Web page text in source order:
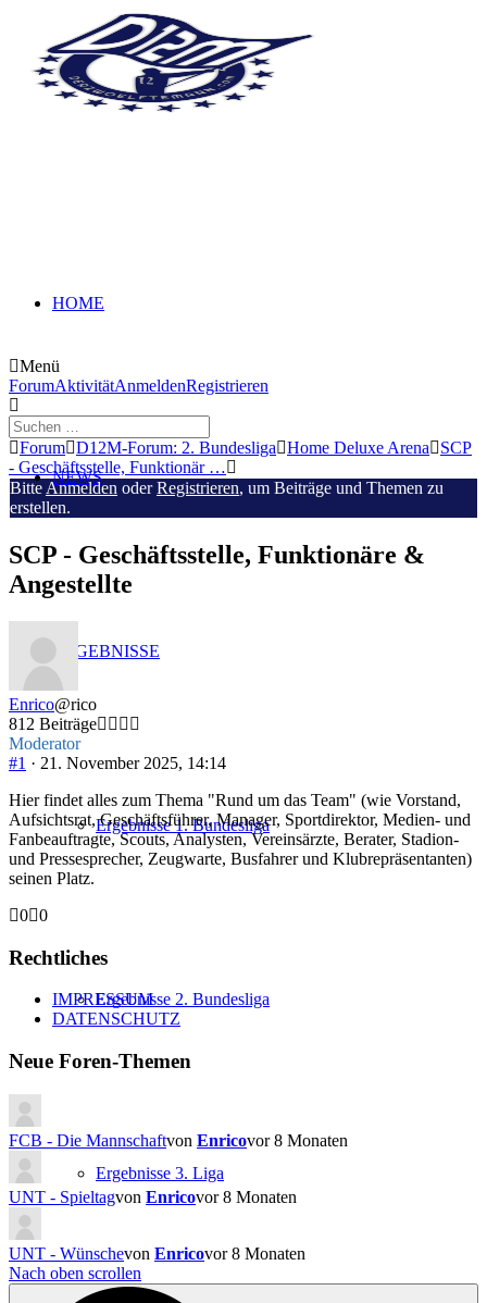
HOME
NEWS
ERGEBNISSE
Ergebnisse 1. Bundesliga
Ergebnisse 2. Bundesliga
Ergebnisse 3. Liga
Menü
Forum-
Navigation
ForumAktivitätAnmeldenRegistrieren
Forum-
Breadcrumbs
-
Du
hier:
Forum D12M-Forum: 2. Bundesliga Home Deluxe Arena
SCP
- Geschäftsstelle, Funktionär …
Bitte Anmelden oderRegistrieren, um Beiträge und Themen zu
erstellen.
SCP - Geschäftsstelle, Funktionäre &
Angestellte
Enrico@rico
812 Beiträge
Moderator
#1 · 21. November 2025, 14:14
Hier findet alles zum Thema "Rund um das Team" (wie Vorstand,
Aufsichtsrat, Geschäftsführer, Manager, Sportdirektor, Medien- und
Fanbeauftragte, Scouts, Analysten, Vereinsärzte, Berater, Stadion-
und Pressesprecher, Zeugwarte, Busfahrer und Klubrepräsentanten)
seinen Platz.
Anklicken
Daumen
nach
0 Anklicken
Daumen
nach
0
Rechtliches
IMPRESSUM
DATENSCHUTZ
Neue Foren-Themen
FCB - Die Mannschaftvon Enricovor 8 Monaten
UNT - Spieltagvon Enricovor 8 Monaten
UNT - Wünschevon Enricovor 8 Monaten
Nach oben scrollen